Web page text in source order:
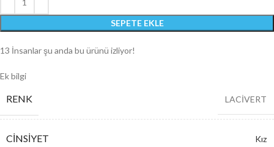
SEPETE EKLE
13 İnsanlar şu anda bu ürünü izliyor!
Ek bilgi
RENK LACİVERT
CINSIYET Kız